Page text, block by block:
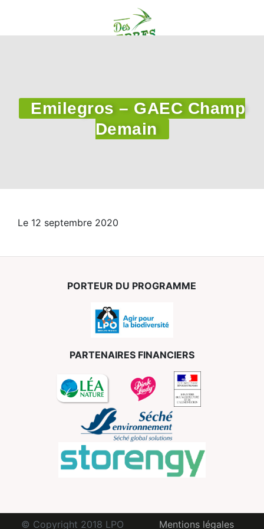
Emilegros – GAEC Champ
Demain
Le 12 septembre 2020
PORTEUR DU PROGRAMME
PARTENAIRES FINANCIERS
© Copyright 2018 LPO Mentions légales